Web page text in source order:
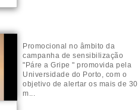
Promocional no âmbito da
campanha de sensibilização
"Páre a Gripe " promovida pela
Universidade do Porto, com o
objetivo de alertar os mais de 30
m...